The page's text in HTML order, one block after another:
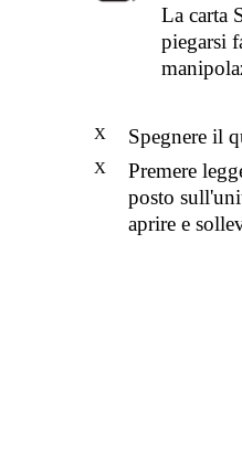
La carta
piegarsi
X Spegnere il
X
Premere
posto
aprire e